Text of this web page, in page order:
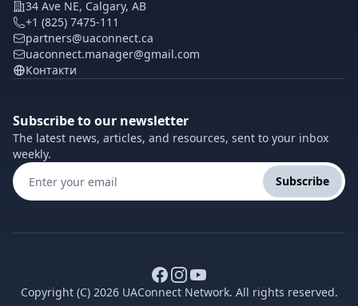
34 Ave NE, Calgary, AB
+1 (825) 7475-111
partners@uaconnect.ca
uaconnect.manager@gmail.com
Контакти
Subscribe to our newsletter
The latest news, articles, and resources, sent to your inbox
weekly.
Subscribe
Copyright (C) 2026 UAConnect Network. All rights reserved.